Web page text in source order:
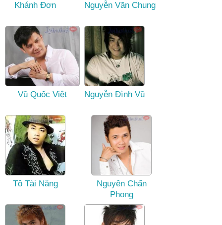
Khánh Đơn Nguyễn Văn Chung
Vũ Quốc Việt Nguyễn Đình Vũ
Tô Tài Năng
Nguyên Chấn
Phong